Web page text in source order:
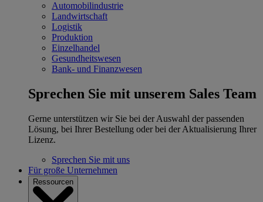
Automobilindustrie
Landwirtschaft
Logistik
Produktion
Einzelhandel
Gesundheitswesen
Bank- und Finanzwesen
Sprechen Sie mit unserem Sales Team
Gerne unterstützen wir Sie bei der Auswahl der passenden
Lösung, bei Ihrer Bestellung oder bei der Aktualisierung Ihrer
Lizenz.
Sprechen Sie mit uns
Für große Unternehmen
Ressourcen